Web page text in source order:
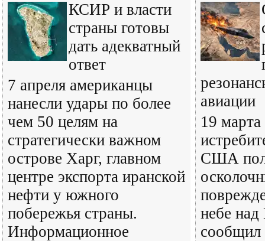
КСИР и власти
страны готовы
дать адекватный
ответ
7 апреля американцы
нанесли удары по более
чем 50 целям на
стратегически важном
острове Харг, главном
центре экспорта иранской
нефти у южного
побережья страны.
Информационное
авиации
19
США
небе